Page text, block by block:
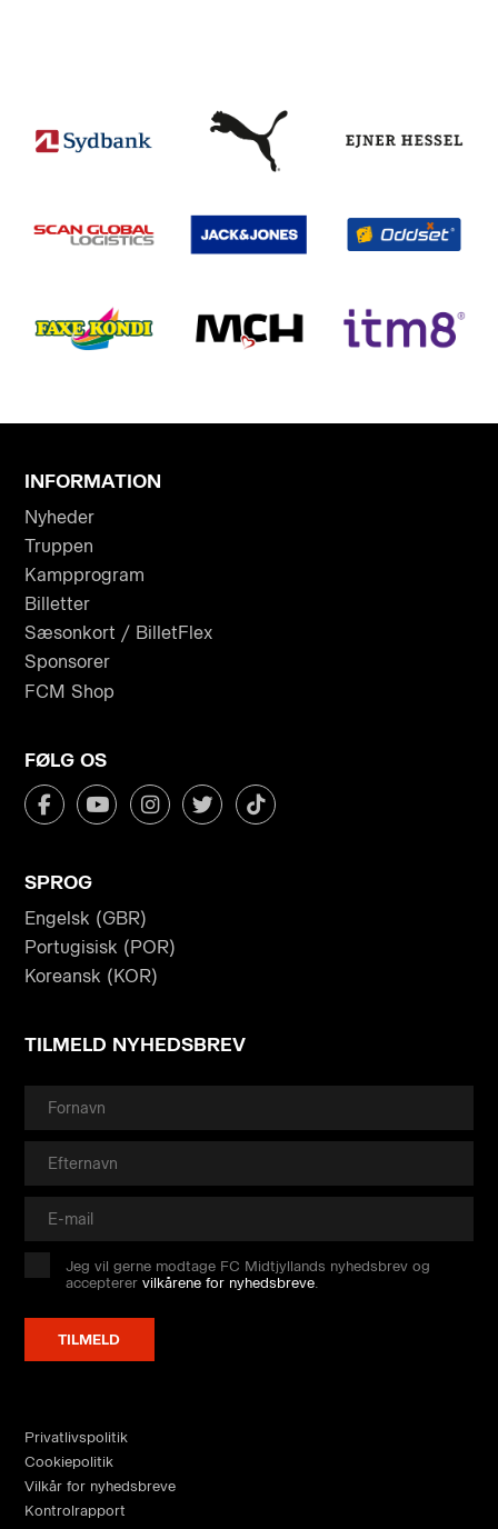
INFORMATION
Nyheder
Truppen
Kampprogram
Billetter
Sæsonkort / BilletFlex
Sponsorer
FCM Shop
FØLG OS
SPROG
Engelsk (GBR)
Portugisisk (POR)
Koreansk (KOR)
TILMELD NYHEDSBREV
Jeg vil gerne modtage FC Midtjyllands nyhedsbrev og
accepterervilkårene for nyhedsbreve
Privatlivspolitik
Cookiepolitik
Vilkår for nyhedsbreve
Kontrolrapport